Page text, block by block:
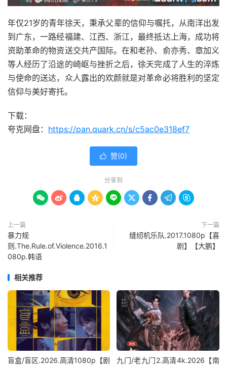
年仅21岁的青年徐天，秉承父辈的信仰与嘱托，从南洋出发
到广东，一路经福建、江西、浙江，最终抵达上海，成功将
资助革命的物资送交共产国际。在和老孙、俞亦秀、章加义
等人经历了沿途的崎岖与挫折之后，徐天完成了人生的淬炼
与使命的送达，众人露出的欢颜就是对革命必将胜利的坚定
信仰与美好寄托。
下载：
夸克网盘： https://pan.quark.cn/s/c5ac0e318ef7
 赞(0)
分享到
        
上一篇
暴力规
则.The.Rule.of.Violence.2016.1
080p.韩语
下一篇
缝纫机乐队.2017.1080p【喜
剧】【大鹏】
相关推荐
盲盒/盲区.2026.高清1080p【剧
九门/老九门2.高清4k.2026【南